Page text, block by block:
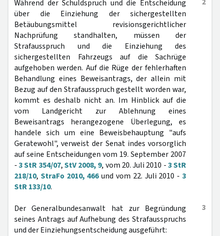
Während der Schuldspruch und die Entscheidung
über die Einziehung der sichergestellten
Betäubungsmittel revisionsgerichtlicher
Nachprüfung standhalten, müssen der
Strafausspruch und die Einziehung des
sichergestellten Fahrzeugs auf die Sachrüge
aufgehoben werden. Auf die Rüge der fehlerhaften
Behandlung eines Beweisantrags, der allein mit
Bezug auf den Strafausspruch gestellt worden war,
kommt es deshalb nicht an. Im Hinblick auf die
vom Landgericht zur Ablehnung eines
Beweisantrags herangezogene Überlegung, es
handele sich um eine Beweisbehauptung "aufs
Geratewohl", verweist der Senat indes vorsorglich
auf seine Entscheidungen vom 19. September 2007
-3 StR 354/07,StV 2008, 9, vom 20. Juli 2010 -3 StR
218/10, StraFo 2010, 466und vom 22. Juli 2010 -3
StR 133/10.
3
Der Generalbundesanwalt hat zur Begründung
seines Antrags auf Aufhebung des Strafausspruchs
und der Einziehungsentscheidung ausgeführt: